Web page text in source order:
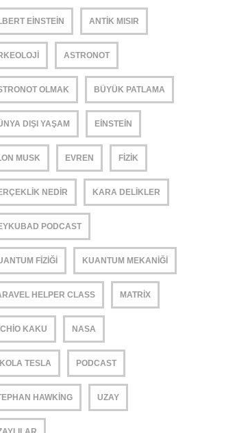
EINSTEIN ANTIK MISIR
ASTRONOT
OLMAK BÜYÜK PATLAMA
DIŞI YAŞAM EINSTEIN
MUSK EVREN FIZIK
NEDIR KARA DELIKLER
PODCAST
FIZIĞI KUANTUM MEKANIĞI
HELPER CLASS MATRIX
KAKU NASA
TESLA PODCAST
HAWKING UZAY